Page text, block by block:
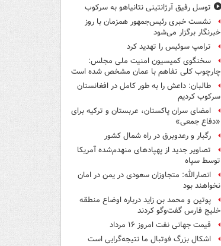
توسل رفیق آرژانتینی نتانیاهو به سرکوب
نشست خبری رئیس‌جمهور همزمان با روز
خبرنگار برگزار می‌شود
ترامپ سوئیس را تهدید کرد
سخنگوی کمیسیون امنیت ملی مجلس:
چارچوب کلی تفاهم با عمان مشخص شده است
طالبان: داعش را به طور کامل در افغانستان
سرکوب کردیم
امضای سران پاکستان، عربستان و ترکیه برای
«دفاع جمعی»
رگبار و رعدوبرق در راه شمال کشور
تصاویر جدید از پهپادهای منهدم‌شده آمریکا
توسط سپاه
انصارالله: متجاوزان سعودی در یمن در امان
نخواهند بود
پوتین و محمد بن زاید درباره اوضاع منطقه
خلیج فارس گفت‌وگو کردند
قیمت جهانی نفت امروز ۱۶ مرداد
اشکال بزرگ فوتبال ما نتیجه‌گرایی است